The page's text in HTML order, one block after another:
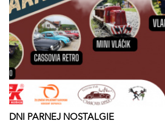
DNI PARNEJ NOSTALGIE